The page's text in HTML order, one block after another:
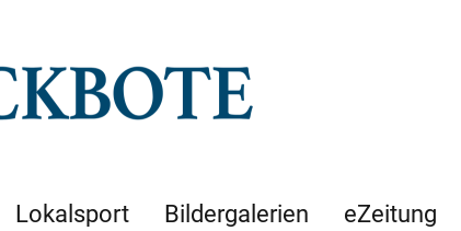
Lokalsport Bildergalerien eZeitung